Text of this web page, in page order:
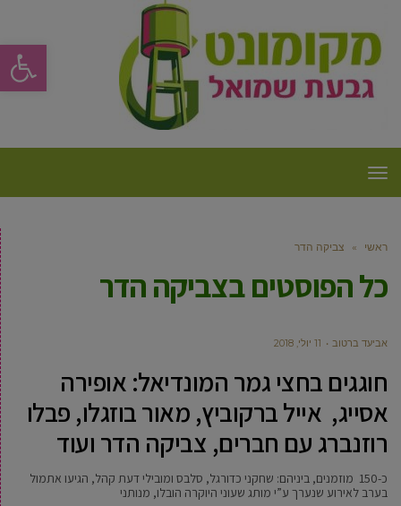
פתח
תפריט
ראשי » צביקה הדר
כל הפוסטים בצביקה הדר
אביעד ברטוב 11 יולי, 2018
חוגגים בחצי גמר המונדיאל: אופירה
אסייג, אייל ברקוביץ, מאור בוזגלו, פבלו
רוזנברג עם חברים, צביקה הדר ועוד
כ-150 מוזמנים, ביניהם: שחקני כדורגל, סלבס ומובילי דעת קהל, הגיעו אתמול
בערב לאירוע שנערך ע”י מותג שעוני היוקרה הובלו, מנותני